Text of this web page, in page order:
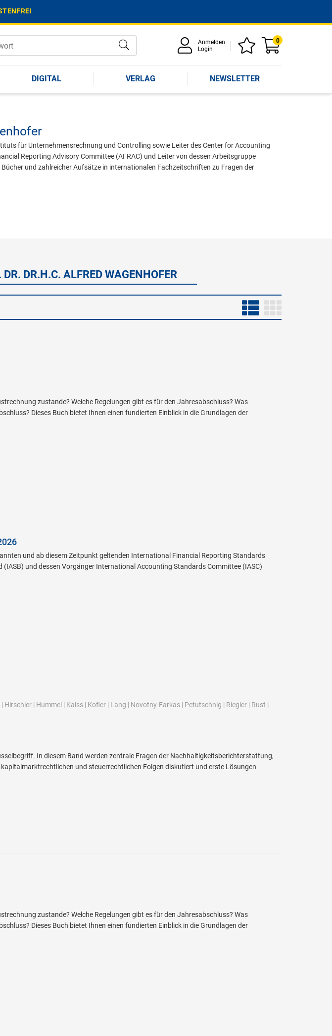
Anmelden
Login
0
DIGITAL VERLAG NEWSLETTER
für Unternehmensrechnung und Controlling sowie Leiter des Center for Accounting
Reporting Advisory Committee (AFRAC) und Leiter von dessen Arbeitsgruppe
und zahlreicher Aufsätze in internationalen Fachzeitschriften zu Fragen der
DR.H.C. ALFRED WAGENHOFER
zustande? Welche Regelungen gibt es für den Jahresabschluss? Was
Dieses Buch bietet Ihnen einen fundierten Einblick in die Grundlagen der
und ab diesem Zeitpunkt geltenden International Financial Reporting Standards
und dessen Vorgänger International Accounting Standards Committee (IASC)
| Hirschler| Hummel | Kalss| Kofler| Lang | Novotny-Farkas| Petutschnig | Riegler| Rust |
In diesem Band werden zentrale Fragen der Nachhaltigkeitsberichterstattung,
und steuerrechtlichen Folgen diskutiert und erste Lösungen
zustande? Welche Regelungen gibt es für den Jahresabschluss? Was
Dieses Buch bietet Ihnen einen fundierten Einblick in die Grundlagen der